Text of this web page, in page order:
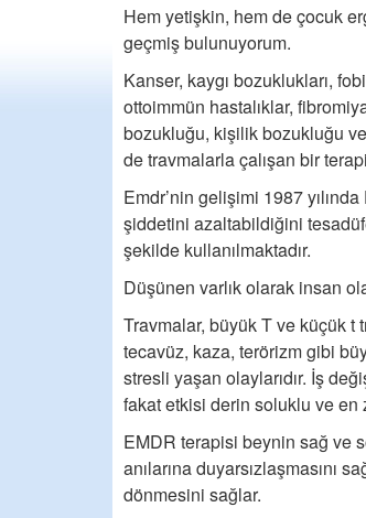
Hem yetişkin, hem de çocuk
geçmiş bulunuyorum.
Kanser, kaygı bozuklukları,
ottoimmün hastalıklar,
bozukluğu, kişilik bozukluğu
de travmalarla çalışan bir
Emdr’nin gelişimi 1987
şiddetini azaltabildiğini
şekilde kullanılmaktadır.
Düşünen varlık olarak insan
Travmalar, büyük T ve küçük t
tecavüz, kaza, terörizm gibi
stresli yaşan olaylarıdır. İş
fakat etkisi derin soluklu ve en
EMDR terapisi beynin sağ ve
anılarına duyarsızlaşmasını
dönmesini sağlar.